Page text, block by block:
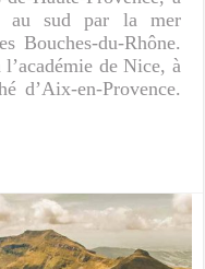
au sud par la mer
Bouches-du-Rhône.
de Nice, à
d’Aix-en-Provence.